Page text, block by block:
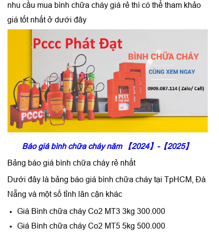
nhu cầu mua bình chữa cháy giá rẻ thì có thể tham khảo
giá tốt nhất ở dưới đây
Báo giá bình chữa cháy năm 【2024】-【2025】
Bảng báo giá bình chữa cháy rẻ nhất
Dưới đây là bảng báo giá bình chữa cháy tại TpHCM, Đà
Nẵng và một số tỉnh lân cận khác
Giá Bình chữa cháy Co2 MT3 3kg 300.000
Giá Bình chữa cháy Co2 MT5 5kg 500.000